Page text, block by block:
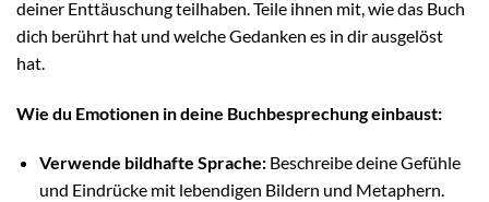
deiner Enttäuschung teilhaben. Teile ihnen mit, wie das Buch
dich berührt hat und welche Gedanken es in dir ausgelöst
hat.
Wie du Emotionen in deine Buchbesprechung einbaust:
Verwende bildhafte Sprache:Beschreibe deine Gefühle
und Eindrücke mit lebendigen Bildern und Metaphern.